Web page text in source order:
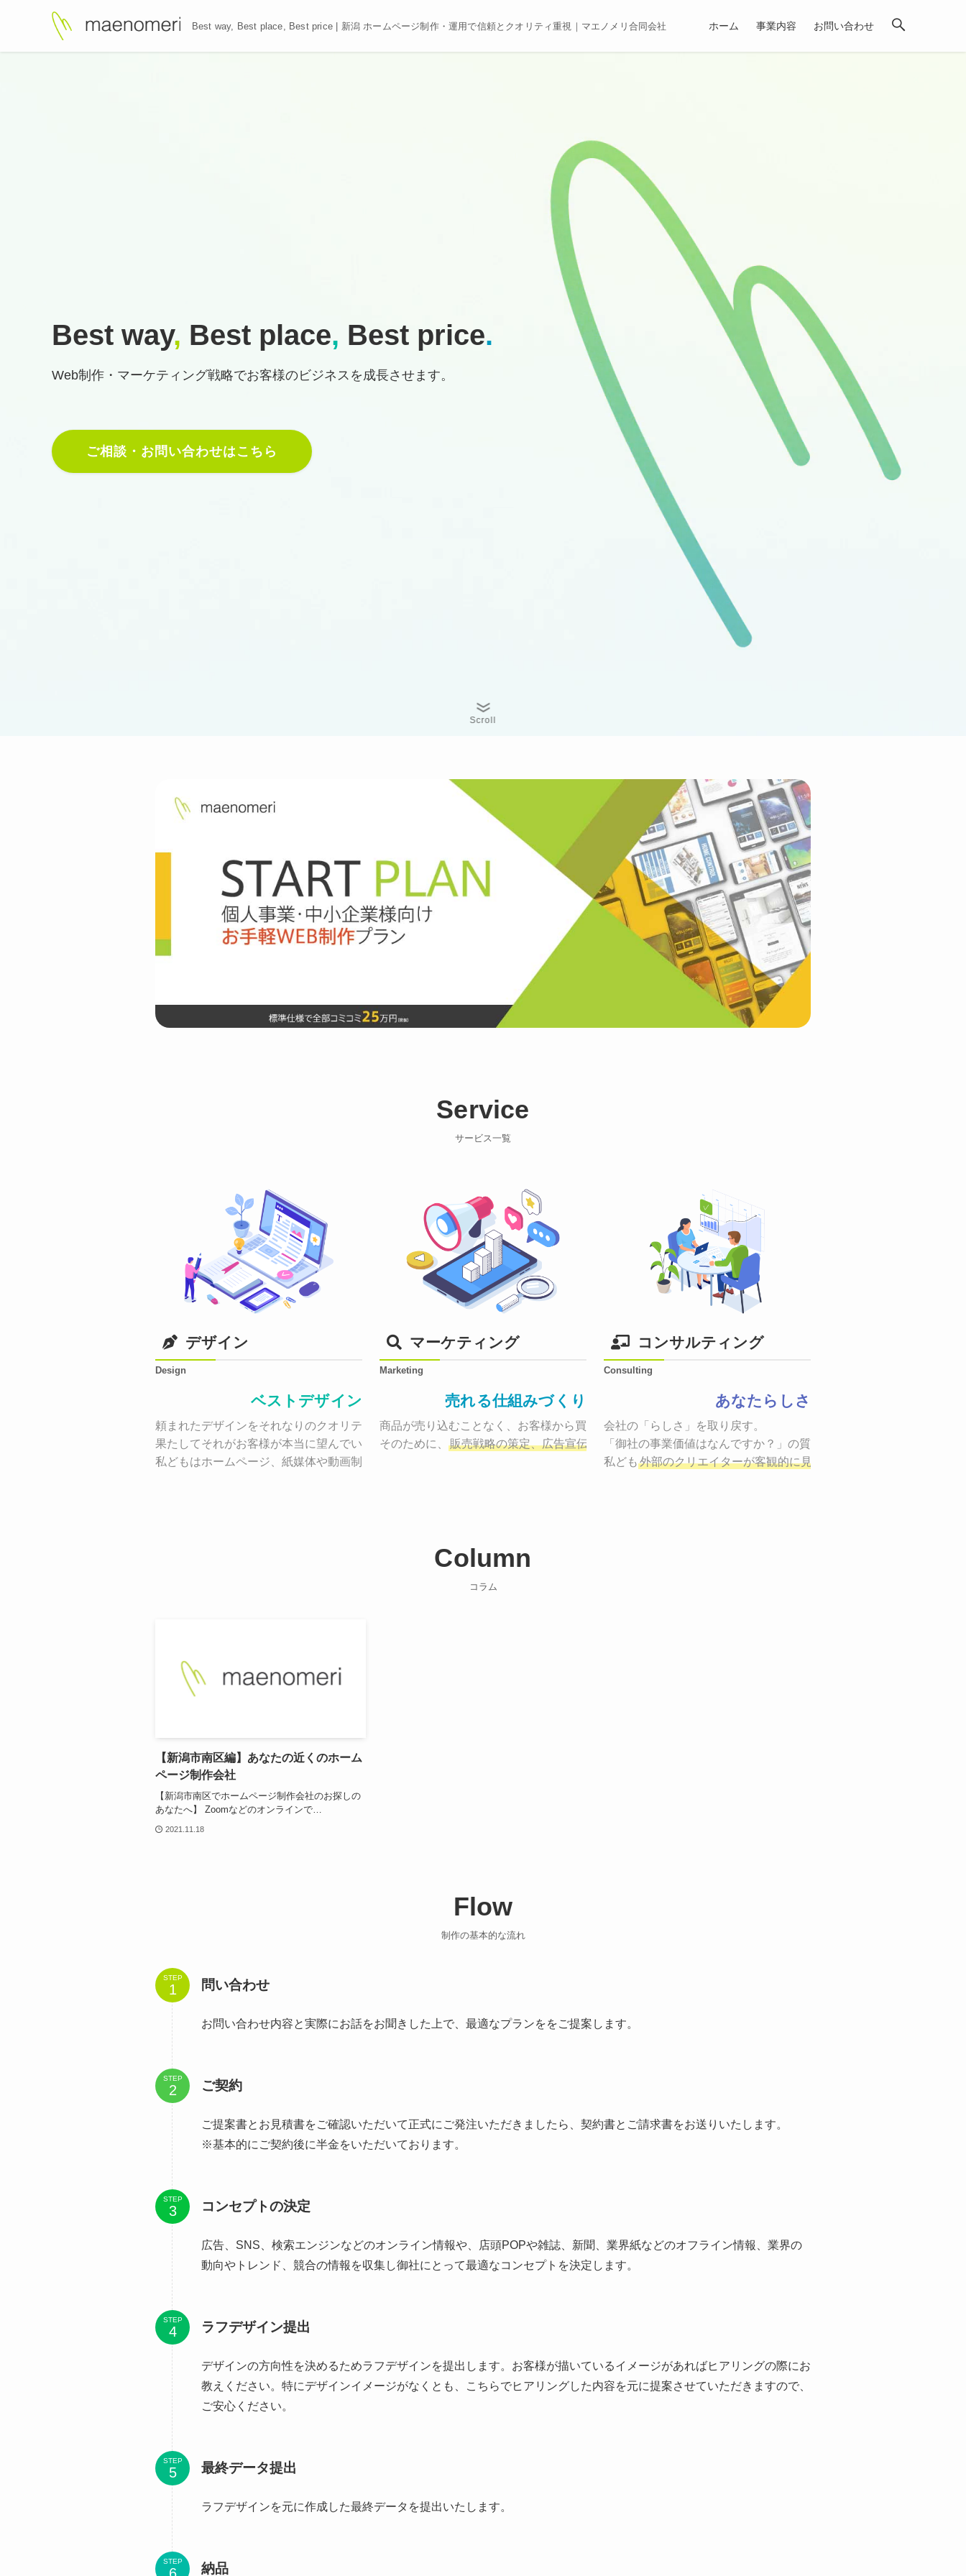
Best way, Best place, Best price | 新潟 ホームページ制作・運用で信頼とクオリティ重視｜マエノメリ合同会社 ホーム 事業内容 お問い合わせ
Best way, Best place, Best price.
Web制作・マーケティング戦略でお客様のビジネスを成長させます。
ご相談・お問い合わせはこちら
Scroll
Service
サービス一覧
デザイン
Design
ベストデザイン
頼まれたデザインをそれなりのクオリティーで作り納品する。
果たしてそれがお客様が本当に望んでいた、デザインのゴールでしょうか。
私どもはホームページ、紙媒体や動画制作まで
お客様のサービスを適した場所へ届けるために、適切な方法を企画しご提案いたします。
マーケティング
Marketing
売れる仕組みづくり
商品が売り込むことなく、お客様から買いたくなる状態をつくるために、適した場所へ適切なターゲットに向け
そのために、
販売戦略の策定、広告宣伝に効果検証までの一連のプロセスを考え実行・検証・修正
コンサルティング
Consulting
あなたらしさ
会社の「らしさ」を取り戻す。
「御社の事業価値はなんですか？」の質問に答えることはできるでし
私ども 外部のクリエイターが客観的に見ながら最終的な絵を描き、
Column
コラム
【新潟市南区編】あなたの近くのホーム
ページ制作会社
【新潟市南区でホームページ制作会社のお探しの
あなたへ】 Zoomなどのオンラインで…
2021.11.18
Flow
制作の基本的な流れ
STEP 問い合わせ
お問い合わせ内容と実際にお話をお聞きした上で、最適なプランををご提案します。
STEP ご契約
ご提案書とお見積書をご確認いただいて正式にご発注いただきましたら、契約書とご請求書をお送りいたします。
※基本的にご契約後に半金をいただいております。
STEP コンセプトの決定
広告、SNS、検索エンジンなどのオンライン情報や、店頭POPや雑誌、新聞、業界紙などのオフライン情報、業界の
動向やトレンド、競合の情報を収集し御社にとって最適なコンセプトを決定します。
STEP ラフデザイン提出
デザインの方向性を決めるためラフデザインを提出します。お客様が描いているイメージがあればヒアリングの際にお
教えください。特にデザインイメージがなくとも、こちらでヒアリングした内容を元に提案させていただきますので、
ご安心ください。
STEP 最終データ提出
ラフデザインを元に作成した最終データを提出いたします。
STEP 納品